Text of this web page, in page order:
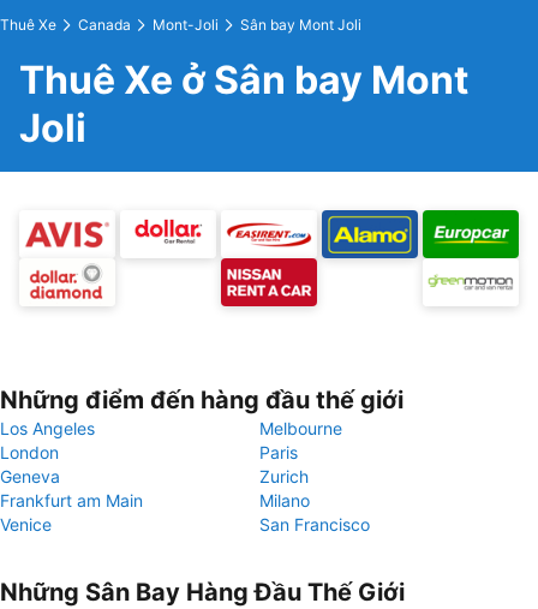
Thuê Xe Canada Mont-Joli Sân bay Mont Joli
Thuê Xe ở Sân bay Mont
Joli
Những điểm đến hàng đầu thế giới
Los Angeles
Melbourne
London
Paris
Geneva
Zurich
Frankfurt am Main
Milano
Venice
San Francisco
Những Sân Bay Hàng Đầu Thế Giới